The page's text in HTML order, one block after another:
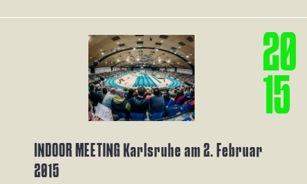
20
5
INDOOR MEETING Karlsruhe am 2. Februar
2015